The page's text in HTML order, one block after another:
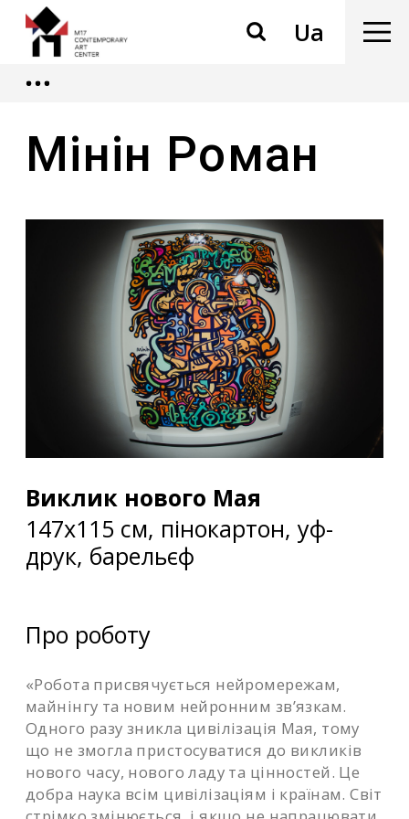
Ua
Мінін Роман
Виклик нового Мая
147х115 см, пінокартон, уф-
друк, барельєф
Про роботу
«Робота присвячується нейромережам,
майнінгу та новим нейронним зв’язкам.
Одного разу зникла цивілізація Мая, тому
що не змогла пристосуватися до викликів
нового часу, нового ладу та цінностей. Це
добра наука всім цивілізаціям і країнам. Світ